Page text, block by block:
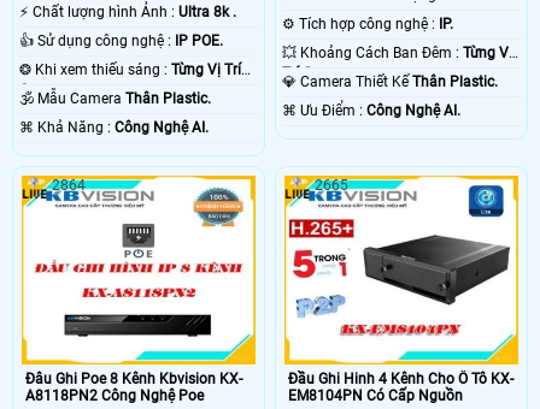
️⚡ Chất lượng hình Ảnh : Ultra 8k .
👍 Sử dụng công nghệ : IP POE.
❂ Khi xem thiếu sáng : Từng Vị Trí
Camera .
🕉️ Mẫu Camera Thân Plastic.
️⌘ Khả Năng : Công Nghệ AI.
⚙ Tích hợp công nghệ : IP.
💥 Khoảng Cách Ban Đêm :Từng Vị
Trí Camera .
💎 Camera Thiết KếThân Plastic.
️⌘ Ưu Điểm :Công Nghệ AI.
Đâu Ghi Poe 8 Kênh Kbvision KX-
A8118PN2 Công Nghệ Poe
2864
Đầu Ghi Hinh 4 Kênh Cho Ô Tô KX-
EM8104PN Có Cấp Nguồn
2665